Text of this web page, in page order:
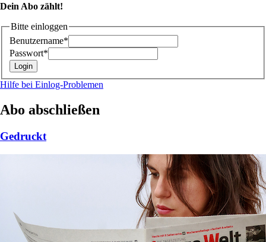
Dein Abo zählt!
Bitte einloggen
Benutzername*
Passwort*
Hilfe bei Einlog-Problemen
Abo abschließen
Gedruckt